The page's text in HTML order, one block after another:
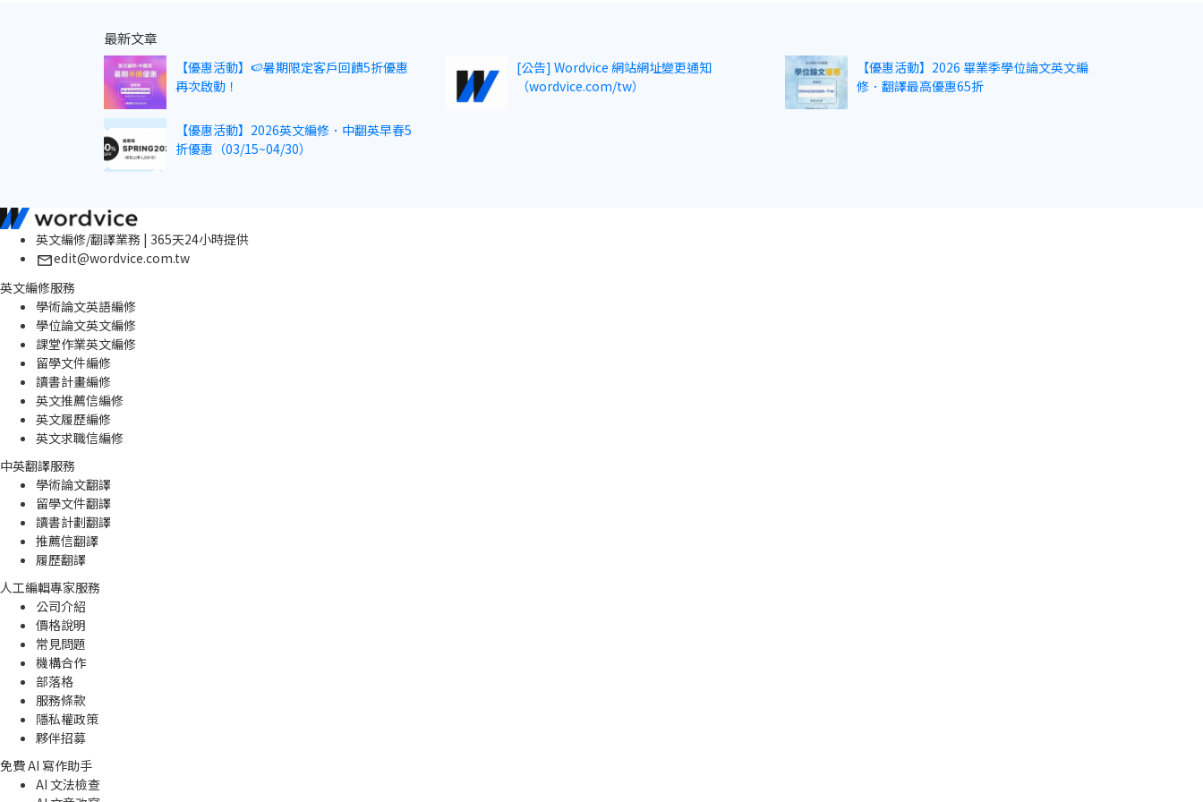
最新文章
【優惠活動】🍉暑期限定客戶回饋5折優惠
再次啟動！
[公告] Wordvice 網站網址變更通知
（wordvice.com/tw）
【優惠活動】2026 畢業季學位論文英文編
修．翻譯最高優惠65折
【優惠活動】2026英文編修．中翻英早春5
折優惠（03/15~04/30）
英文編修/翻譯業務 | 365天24小時提供
edit@wordvice.com.tw
英文編修服務
學術論文英語編修
學位論文英文編修
課堂作業英文編修
留學文件編修
讀書計畫編修
英文推薦信編修
英文履歷編修
英文求職信編修
中英翻譯服務
學術論文翻譯
留學文件翻譯
讀書計劃翻譯
推薦信翻譯
履歷翻譯
人工編輯專家服務
公司介紹
價格說明
常見問題
機構合作
部落格
服務條款
隱私權政策
夥伴招募
免費 AI 寫作助手
AI 文法檢查